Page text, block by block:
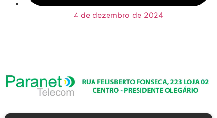
4 de dezembro de 2024